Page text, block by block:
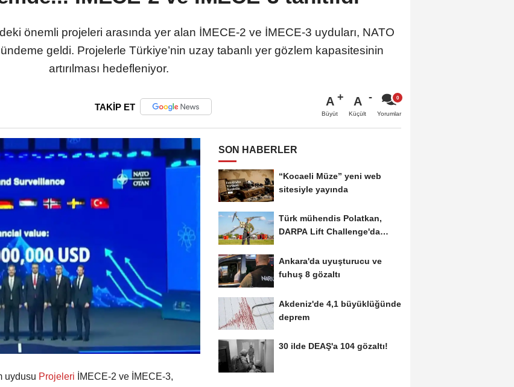
önemli projeleri arasında yer alan İMECE-2 ve İMECE-3 uyduları, NATO
geldi. Projelerle Türkiye’nin uzay tabanlı yer gözlem kapasitesinin
artırılması hedefleniyor.
TAKİP ET A
Büyüt
A
Küçült Yorumlar
uydusu Projeleri
İMECE-2 ve İMECE-3,
SON HABERLER
“Kocaeli Müze” yeni web
sitesiyle yayında
Türk mühendis Polatkan,
DARPA Lift Challenge'da
Ankara'da uyuşturucu ve
fuhuş 8 gözaltı
Akdeniz'de 4,1 büyüklüğünde
deprem
30 ilde DEAŞ'a 104 gözaltı!